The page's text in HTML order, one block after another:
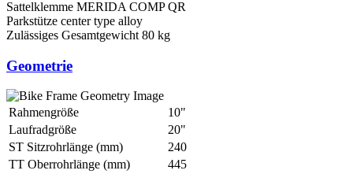
Sattelklemme MERIDA COMP QR
Parkstütze center type alloy
Zulässiges Gesamtgewicht 80 kg
Geometrie
Rahmengröße
10"
Laufradgröße
20"
ST Sitzrohrlänge (mm)
240
TT Oberrohrlänge (mm)
445